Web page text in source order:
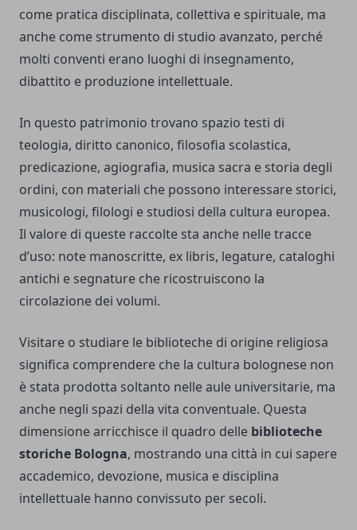
come pratica disciplinata, collettiva e spirituale, ma
anche come strumento di studio avanzato, perché
molti conventi erano luoghi di insegnamento,
dibattito e produzione intellettuale.
In questo patrimonio trovano spazio testi di
teologia, diritto canonico, filosofia scolastica,
predicazione, agiografia, musica sacra e storia degli
ordini, con materiali che possono interessare storici,
musicologi, filologi e studiosi della cultura europea.
Il valore di queste raccolte sta anche nelle tracce
d’uso: note manoscritte, ex libris, legature, cataloghi
antichi e segnature che ricostruiscono la
circolazione dei volumi.
Visitare o studiare le biblioteche di origine religiosa
significa comprendere che la cultura bolognese non
è stata prodotta soltanto nelle aule universitarie, ma
anche negli spazi della vita conventuale. Questa
dimensione arricchisce il quadro delle biblioteche
storiche Bologna, mostrando una città in cui sapere
accademico, devozione, musica e disciplina
intellettuale hanno convissuto per secoli.